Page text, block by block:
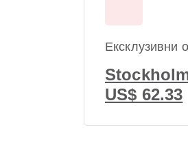
Ексклузивни
US$ 62.33